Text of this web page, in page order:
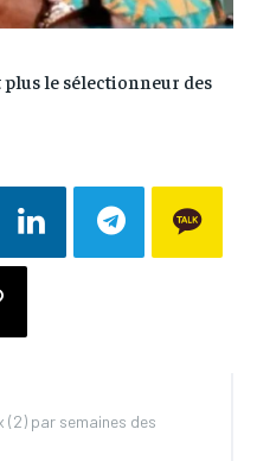
(2) par semaines des
plus le sélectionneur des